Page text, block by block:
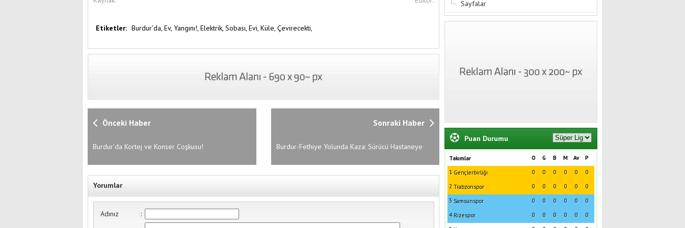
Etiketler: Burdur'da, Ev, Yangını!, Elektrik, Sobası, Evi, Küle, Çevirecekti,
Önceki Haber
Burdur’da Kortej ve Konser Coşkusu!
Sonraki Haber
Burdur-Fethiye Yolunda Kaza: Sürücü Hastaneye
Yorumlar
Adınız :
Sayfalar
Puan Durumu
Takımlar P
Av
M
B
G
O
1 Gençlerbirliği 0
0
0
0
0
0
2 Trabzonspor 0
0
0
0
0
0
3 Samsunspor 0
0
0
0
0
0
4 Rizespor 0
0
0
0
0
0